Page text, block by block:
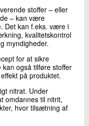
stoffer – eller
– kan være
Det kan f.eks. være i
kvalitetskontrol
myndigheder.
for at sikre
også tilføre stoffer
på produktet.
nitrat. Under
omdannes til nitrit,
hvor tilsætning af